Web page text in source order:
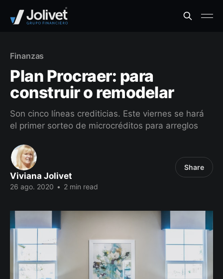
Finanzas
Plan Procraer: para
construir o remodelar
Son cinco líneas crediticias. Este viernes se hará
el primer sorteo de microcréditos para arreglos
Viviana Jolivet
26 ago. 2020 • 2 min read
Share